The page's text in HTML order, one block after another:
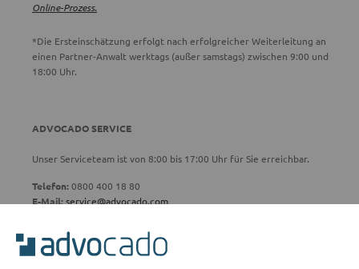
Online-Prozess.
*Die Ersteinschätzung erfolgt nach erfolgreicher Weiterleitung an
einen Partner-Anwalt werktags (außer samstags) zwischen 9:00 und
18:00 Uhr.
ADVOCADO SERVICE
Unser Serviceteam ist von 8:00 bis 17:00 Uhr für Sie erreichbar.
Telefon:0800 400 18 80
E-Mail:service@advocado.com